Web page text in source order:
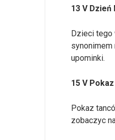
13 V Dzień
Dzieci tego
synonimem
upominki.
15 V
Pokaz
zobaczyc